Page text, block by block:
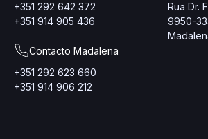
+351 292 642 372
+351 914 905 436
Rua Dr.
9950-
Contacto Madalena
+351 292 623 660
+351 914 906 212